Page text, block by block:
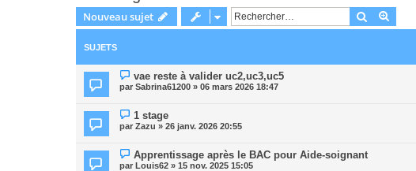
Nouveau sujet Rechercher
SUJETS
vae reste à valider uc2,uc3,uc5
par Sabrina61200 » 06 mars 2026 18:47
1 stage
par Zazu » 26 janv. 2026 20:55
Apprentissage après le BAC pour Aide-soignant
par Louis62 » 15 nov. 2025 15:05